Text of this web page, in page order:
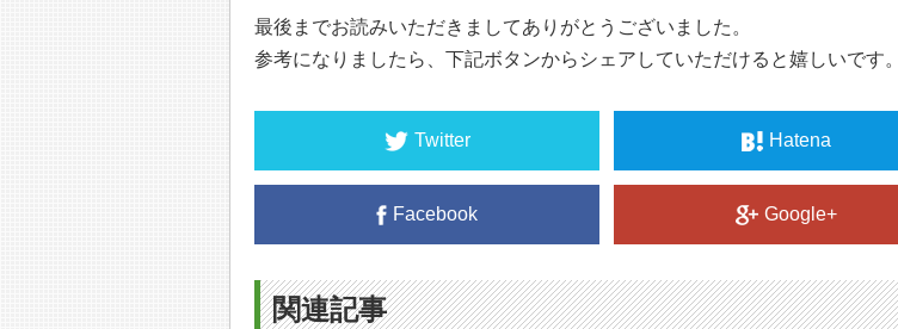
最後までお読みいただきましてありがとうございました。
参考になりましたら、下記ボタンからシェアしていただけると嬉しいです。
Twitter Hatena
Facebook Google+
関連記事